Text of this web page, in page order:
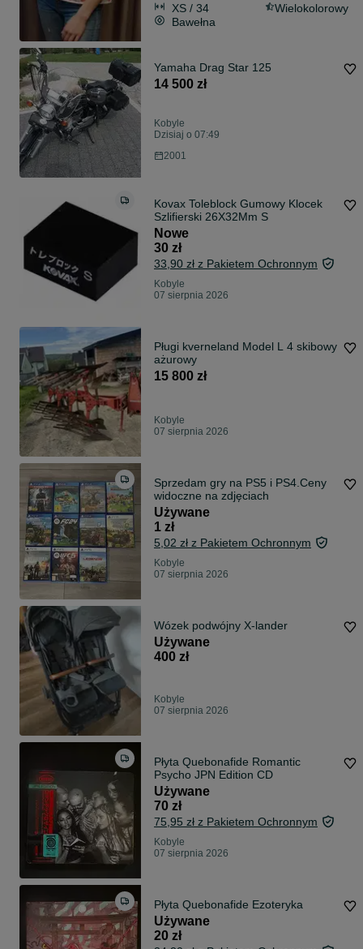
XS / 34
Wielokolorowy
Bawełna
Yamaha Drag Star 125
14 500 zł
Kobyle
Dzisiaj o 07:49
2001
Kovax Toleblock Gumowy Klocek
Szlifierski 26X32Mm S
Nowe
30 zł
33,90 zł z Pakietem Ochronnym
Kobyle
07 sierpnia 2026
Pługi kverneland Model L 4 skibowy
ażurowy
15 800 zł
Kobyle
07 sierpnia 2026
Sprzedam gry na PS5 i PS4.Ceny
widoczne na zdjęciach
Używane
1 zł
5,02 zł z Pakietem Ochronnym
Kobyle
07 sierpnia 2026
Wózek podwójny X-lander
Używane
400 zł
Kobyle
07 sierpnia 2026
Płyta Quebonafide Romantic
Psycho JPN Edition CD
Używane
70 zł
75,95 zł z Pakietem Ochronnym
Kobyle
07 sierpnia 2026
Płyta Quebonafide Ezoteryka
Używane
20 zł